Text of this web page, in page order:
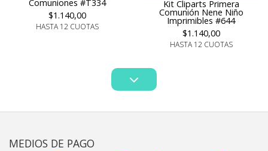
Comuniones #T334
$1.140,00
HASTA 12 CUOTAS
Kit Cliparts Primera
Comunión Nene Niño
Imprimibles #644
$1.140,00
HASTA 12 CUOTAS
MEDIOS DE PAGO